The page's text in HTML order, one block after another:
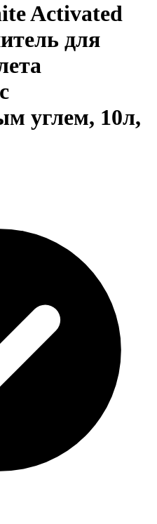
Activated
для
углем, 10л,